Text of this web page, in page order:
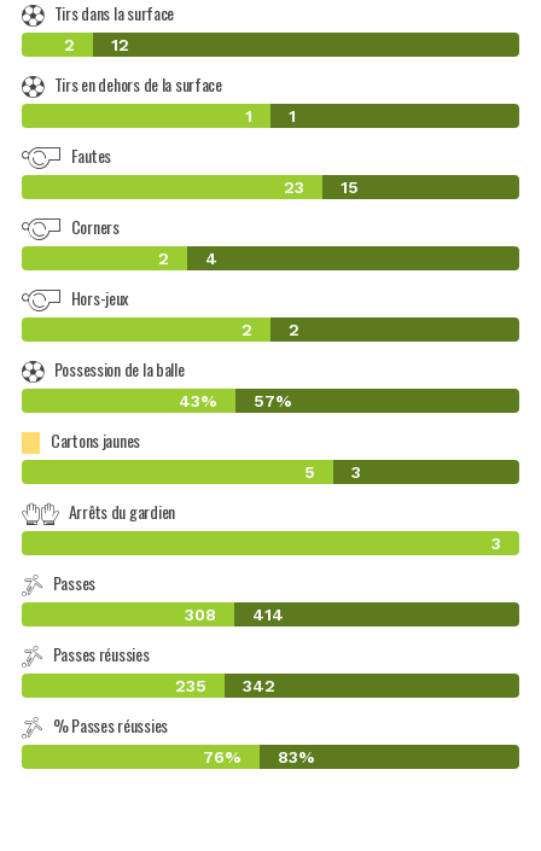
Tirs dans la surface
2 12
Tirs en dehors de la surface
1 1
Fautes
23 15
Corners
2 4
Hors-jeux
2 2
Possession de la balle
43% 57%
Cartons jaunes
5 3
Arrêts du gardien
3
Passes
308 414
Passes réussies
235 342
% Passes réussies
76% 83%